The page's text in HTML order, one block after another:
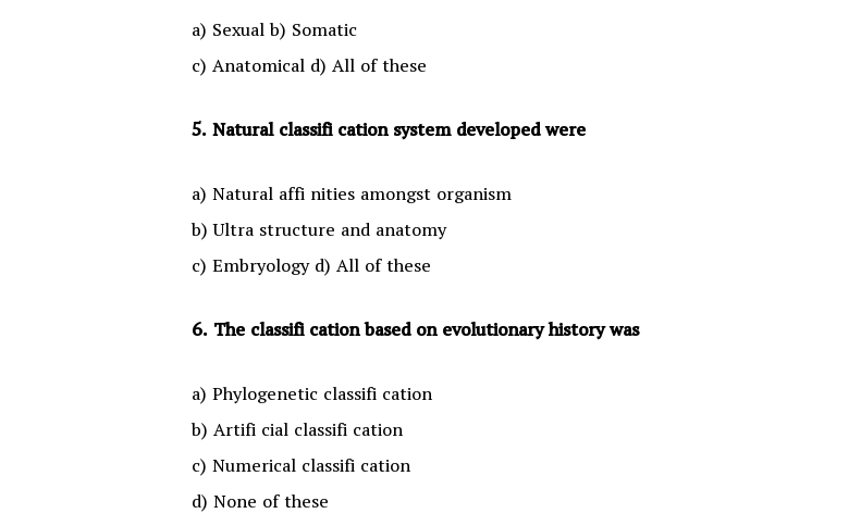
a) Sexual b) Somatic
c) Anatomical d) All of these
5. Natural classifi cation system developed were
a) Natural affi nities amongst organism
b) Ultra structure and anatomy
c) Embryology d) All of these
6. The classifi cation based on evolutionary history was
a) Phylogenetic classifi cation
b) Artifi cial classifi cation
c) Numerical classifi cation
d) None of these